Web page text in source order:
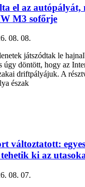
el az autópályát,
M3 sofőrje
08. 08.
játszódtak le
úgy döntött, hogy az
driftpályájuk. A
észak
változtatott:
ki az
08. 07.